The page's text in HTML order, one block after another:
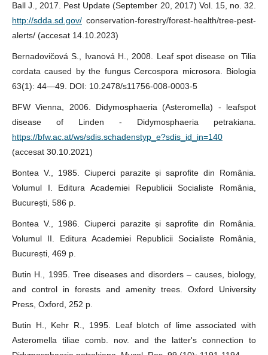
Ball J., 2017. Pest Update (September 20, 2017) Vol. 15, no. 32.
http://sdda.sd.gov/ conservation-forestry/forest-health/tree-pest-
alerts/ (accesat 14.10.2023)
Bernadovičová S., Ivanová H., 2008. Leaf spot disease on Tilia
cordata caused by the fungus Cercospora microsora. Biologia
63(1): 44—49. DOI: 10.2478/s11756-008-0003-5
BFW Vienna, 2006. Didymosphaeria (Asteromella) - leafspot
disease of Linden - Didymosphaeria petrakiana.
https://bfw.ac.at/ws/sdis.schadenstyp_e?sdis_id_in=140
(accesat 30.10.2021)
Bontea V., 1985. Ciuperci parazite și saprofite din România.
Volumul I. Editura Academiei Republicii Socialiste România,
București, 586 p.
Bontea V., 1986. Ciuperci parazite și saprofite din România.
Volumul II. Editura Academiei Republicii Socialiste România,
București, 469 p.
Butin H., 1995. Tree diseases and disorders – causes, biology,
and control in forests and amenity trees. Oxford University
Press, Oxford, 252 p.
Butin H., Kehr R., 1995. Leaf blotch of lime associated with
Asteromella tiliae comb. nov. and the latter's connection to